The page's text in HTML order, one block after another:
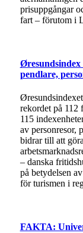
prisuppgångar
fart – förutom i
pendlare,
rekordet på 112
115
av personresor,
bidrar till att
– danska
på betydelsen
för turismen i
FAKTA: